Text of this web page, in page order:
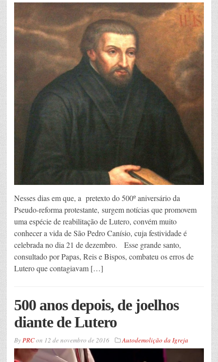
Nesses dias em que, a pretexto do 500º aniversário da
Pseudo-reforma protestante, surgem notícias que promovem
uma espécie de reabilitação de Lutero, convém muito
conhecer a vida de São Pedro Canísio, cuja festividade é
celebrada no dia 21 de dezembro. Esse grande santo,
consultado por Papas, Reis e Bispos, combateu os erros de
Lutero que contagiavam […]
500 anos depois, de joelhos
diante de Lutero
ByPRCon 12 de novembro de 2016 Autodemolição da Igreja